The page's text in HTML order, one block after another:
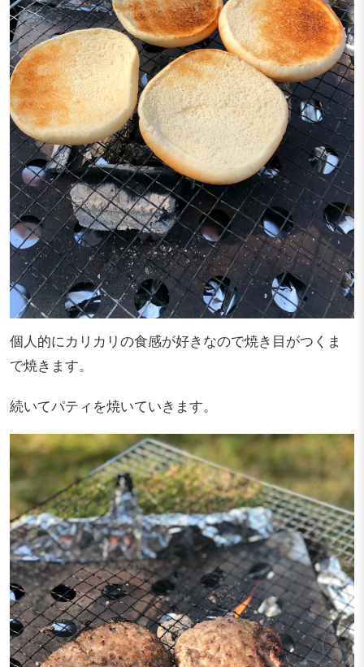
個人的にカリカリの食感が好きなので焼き目がつくま
で焼きます。
続いてパティを焼いていきます。